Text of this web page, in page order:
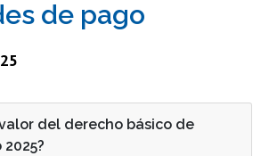
Académicas/os
Funcionarias/os
de pago
del derecho básico de